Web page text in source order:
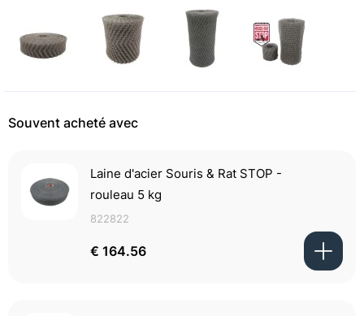
Souvent acheté avec
Laine d'acier Souris & Rat STOP -
rouleau 5 kg
822822
€ 164.56